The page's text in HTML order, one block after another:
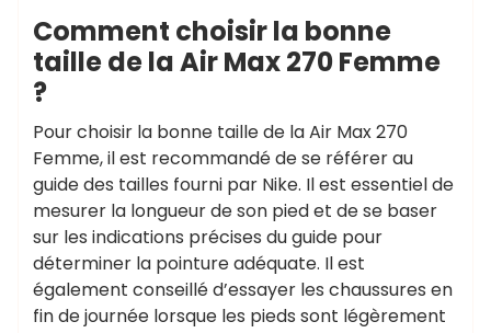
Comment choisir la bonne
taille de la Air Max 270 Femme
?
Pour choisir la bonne taille de la Air Max 270
Femme, il est recommandé de se référer au
guide des tailles fourni par Nike. Il est essentiel de
mesurer la longueur de son pied et de se baser
sur les indications précises du guide pour
déterminer la pointure adéquate. Il est
également conseillé d’essayer les chaussures en
fin de journée lorsque les pieds sont légèrement